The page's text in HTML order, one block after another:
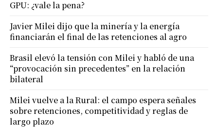
GPU: ¿vale la pena?
Javier Milei dijo que la minería y la energía
financiarán el final de las retenciones al agro
Brasil elevó la tensión con Milei y habló de una
“provocación sin precedentes” en la relación
bilateral
Milei vuelve a la Rural: el campo espera señales
sobre retenciones, competitividad y reglas de
largo plazo